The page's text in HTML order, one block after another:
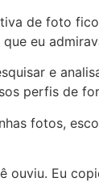
de foto
eu
e
perfis de
fotos,
ouviu. Eu